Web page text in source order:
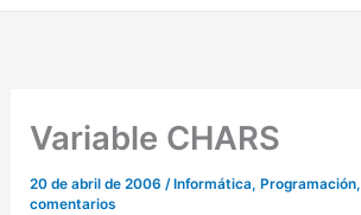
Variable CHARS
20 de abril de 2006/ Informática, Programación,
comentarios